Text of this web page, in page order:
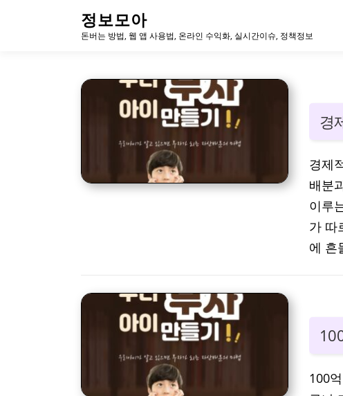
정보모아
돈버는 방법, 웹 앱 사용법, 온라인 수익화, 실시간이슈, 정책정보
경
경제
배분
이루
가 따
에 흔
100